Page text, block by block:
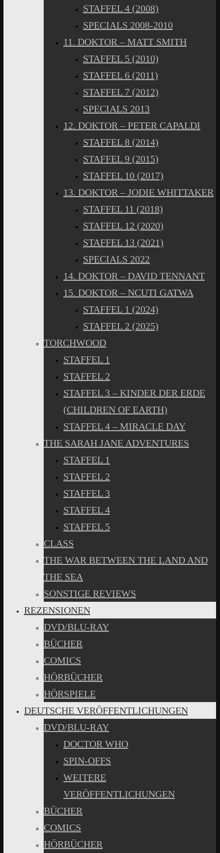
STAFFEL 4 (2008)
SPECIALS 2008-2010
11. DOKTOR – MATT SMITH
STAFFEL 5 (2010)
STAFFEL 6 (2011)
STAFFEL 7 (2012)
SPECIALS 2013
12. DOKTOR – PETER CAPALDI
STAFFEL 8 (2014)
STAFFEL 9 (2015)
STAFFEL 10 (2017)
13. DOKTOR – JODIE WHITTAKER
STAFFEL 11 (2018)
STAFFEL 12 (2020)
STAFFEL 13 (2021)
SPECIALS 2022
14. DOKTOR – DAVID TENNANT
15. DOKTOR – NCUTI GATWA
STAFFEL 1 (2024)
STAFFEL 2 (2025)
TORCHWOOD
STAFFEL 1
STAFFEL 2
STAFFEL 3 – KINDER DER ERDE
(CHILDREN OF EARTH)
STAFFEL 4 – MIRACLE DAY
THE SARAH JANE ADVENTURES
STAFFEL 1
STAFFEL 2
STAFFEL 3
STAFFEL 4
STAFFEL 5
CLASS
THE WAR BETWEEN THE LAND AND
THE SEA
SONSTIGE REVIEWS
REZENSIONEN
DVD/BLU-RAY
BÜCHER
COMICS
HÖRBÜCHER
HÖRSPIELE
DEUTSCHE VERÖFFENTLICHUNGEN
DVD/BLU-RAY
DOCTOR WHO
SPIN-OFFS
WEITERE
VERÖFFENTLICHUNGEN
BÜCHER
COMICS
HÖRBÜCHER